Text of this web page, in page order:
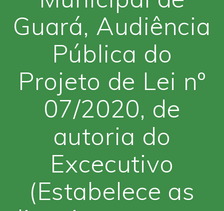
Guará, Audiência
Pública do
Projeto de Lei nº
07/2020, de
autoria do
Excecutivo
(Estabelece as